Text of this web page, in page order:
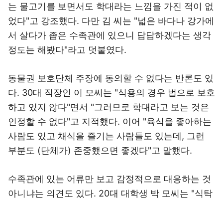
는 물고기를 보면서도 학대라는 느낌을 가진 적이 없
었다"고 강조했다. 다만 김 씨는 "넓은 바다나 강가에
서 살다가 좁은 수족관에 있으니 답답하겠다는 생각
정도는 해봤다"라고 덧붙였다.
동물권 보호단체 주장에 동의할 수 없다는 반론도 있
다. 30대 직장인 이 모씨는 "식용의 경우 법으로 보호
하고 있지 않다"면서 "그러므로 학대라고 보는 것은
인정할 수 없다"고 지적했다. 이어 "육식을 좋아하는
사람도 있고 채식을 즐기는 사람들도 있는데, 그런
부분도 (단체가) 존중했으면 좋겠다"고 말했다.
수족관에 있는 어류만 보고 감정적으로 대응하는 것
아니냐는 의견도 있다. 20대 대학생 박 모씨는 "식탁